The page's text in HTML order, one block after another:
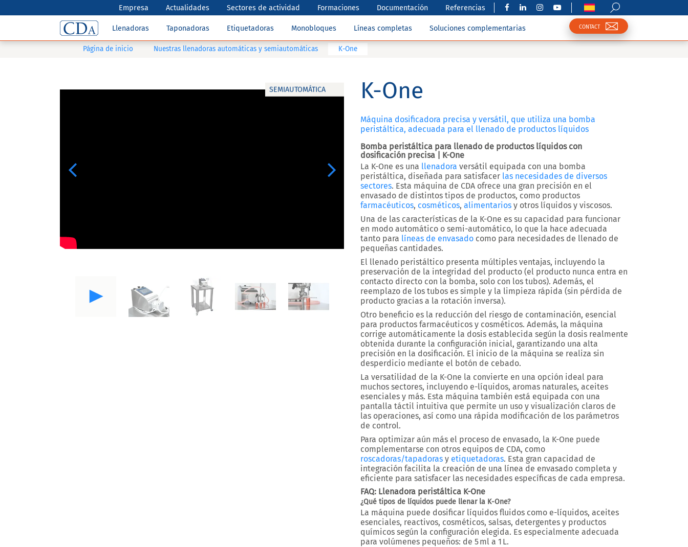
Empresa Actualidades Sectores de actividad Formaciones Documentación Referencias
Llenadoras Taponadoras Etiquetadoras Monobloques Líneas completas Soluciones complementarias CONTACT
Página de inicio Nuestras llenadoras automáticas y semiautomáticas K-One
SEMIAUTOMÁTICA
Previous Next
K-One
Máquina dosificadora precisa y versátil, que utiliza una bomba
peristáltica, adecuada para el llenado de productos líquidos
Bomba peristáltica para llenado de productos líquidos con
dosificación precisa | K-One
La K-One es una llenadora versátil equipada con una bomba
peristáltica, diseñada para satisfacer las necesidades de diversos
sectores. Esta máquina de CDA ofrece una gran precisión en el
envasado de distintos tipos de productos, como productos
farmacéuticos, cosméticos, alimentarios y otros líquidos y viscosos.
Una de las características de la K-One es su capacidad para funcionar
en modo automático o semi-automático, lo que la hace adecuada
tanto para líneas de envasado como para necesidades de llenado de
pequeñas cantidades.
El llenado peristáltico presenta múltiples ventajas, incluyendo la
preservación de la integridad del producto (el producto nunca entra en
contacto directo con la bomba, solo con los tubos). Además, el
reemplazo de los tubos es simple y la limpieza rápida (sin pérdida de
producto gracias a la rotación inversa).
Otro beneficio es la reducción del riesgo de contaminación, esencial
para productos farmacéuticos y cosméticos. Además, la máquina
corrige automáticamente la dosis establecida según la dosis realmente
obtenida durante la configuración inicial, garantizando una alta
precisión en la dosificación. El inicio de la máquina se realiza sin
desperdicio mediante el botón de cebado.
La versatilidad de la K-One la convierte en una opción ideal para
muchos sectores, incluyendo e-líquidos, aromas naturales, aceites
esenciales y más. Esta máquina también está equipada con una
pantalla táctil intuitiva que permite un uso y visualización claros de
las operaciones, así como una rápida modificación de los parámetros
de control.
Para optimizar aún más el proceso de envasado, la K-One puede
complementarse con otros equipos de CDA, como
roscadoras/tapadoras y etiquetadoras. Esta gran capacidad de
integración facilita la creación de una línea de envasado completa y
eficiente para satisfacer las necesidades específicas de cada empresa.
FAQ: Llenadora peristáltica K-One
¿Qué tipos de líquidos puede llenar la K-One?
La máquina puede dosificar líquidos fluidos como e-líquidos, aceites
esenciales, reactivos, cosméticos, salsas, detergentes y productos
químicos según la configuración elegida. Es especialmente adecuada
para volúmenes pequeños: de 5 ml a 1 L.